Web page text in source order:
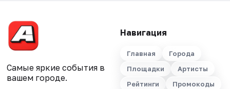
Самые яркие события в
вашем городе.
Навигация
Главная
Города
Площадки
Артисты
Рейтинги
Промокоды